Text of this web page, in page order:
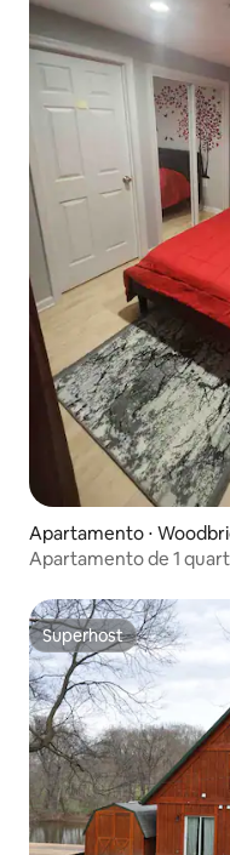
Apartamento ⋅
Apartamento de 1
Superhost
Superhost